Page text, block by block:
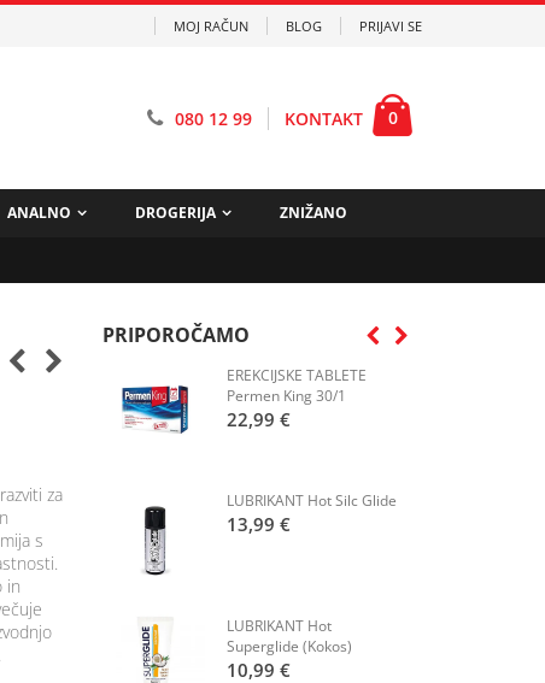
MOJ RAČUN BLOG PRIJAVI SE
080 12 99 KONTAKT 0
ANALNO DROGERIJA ZNIŽANO
za
s
in
PRIPOROČAMO
EREKCIJSKE TABLETE
Permen King 30/1
22,99 €
LUBRIKANT Hot Silc Glide
13,99 €
LUBRIKANT Hot
Superglide (Kokos)
10,99 €